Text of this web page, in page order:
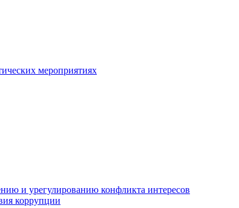
мероприятиях
и урегулированию конфликта интересов
коррупции